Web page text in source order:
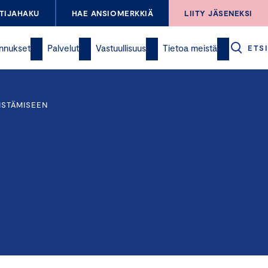
HAE ANSIOMERKKIÄ LIITY JÄSENEKSI
Palvelut Vastuullisuus Tietoa meistä ETSI